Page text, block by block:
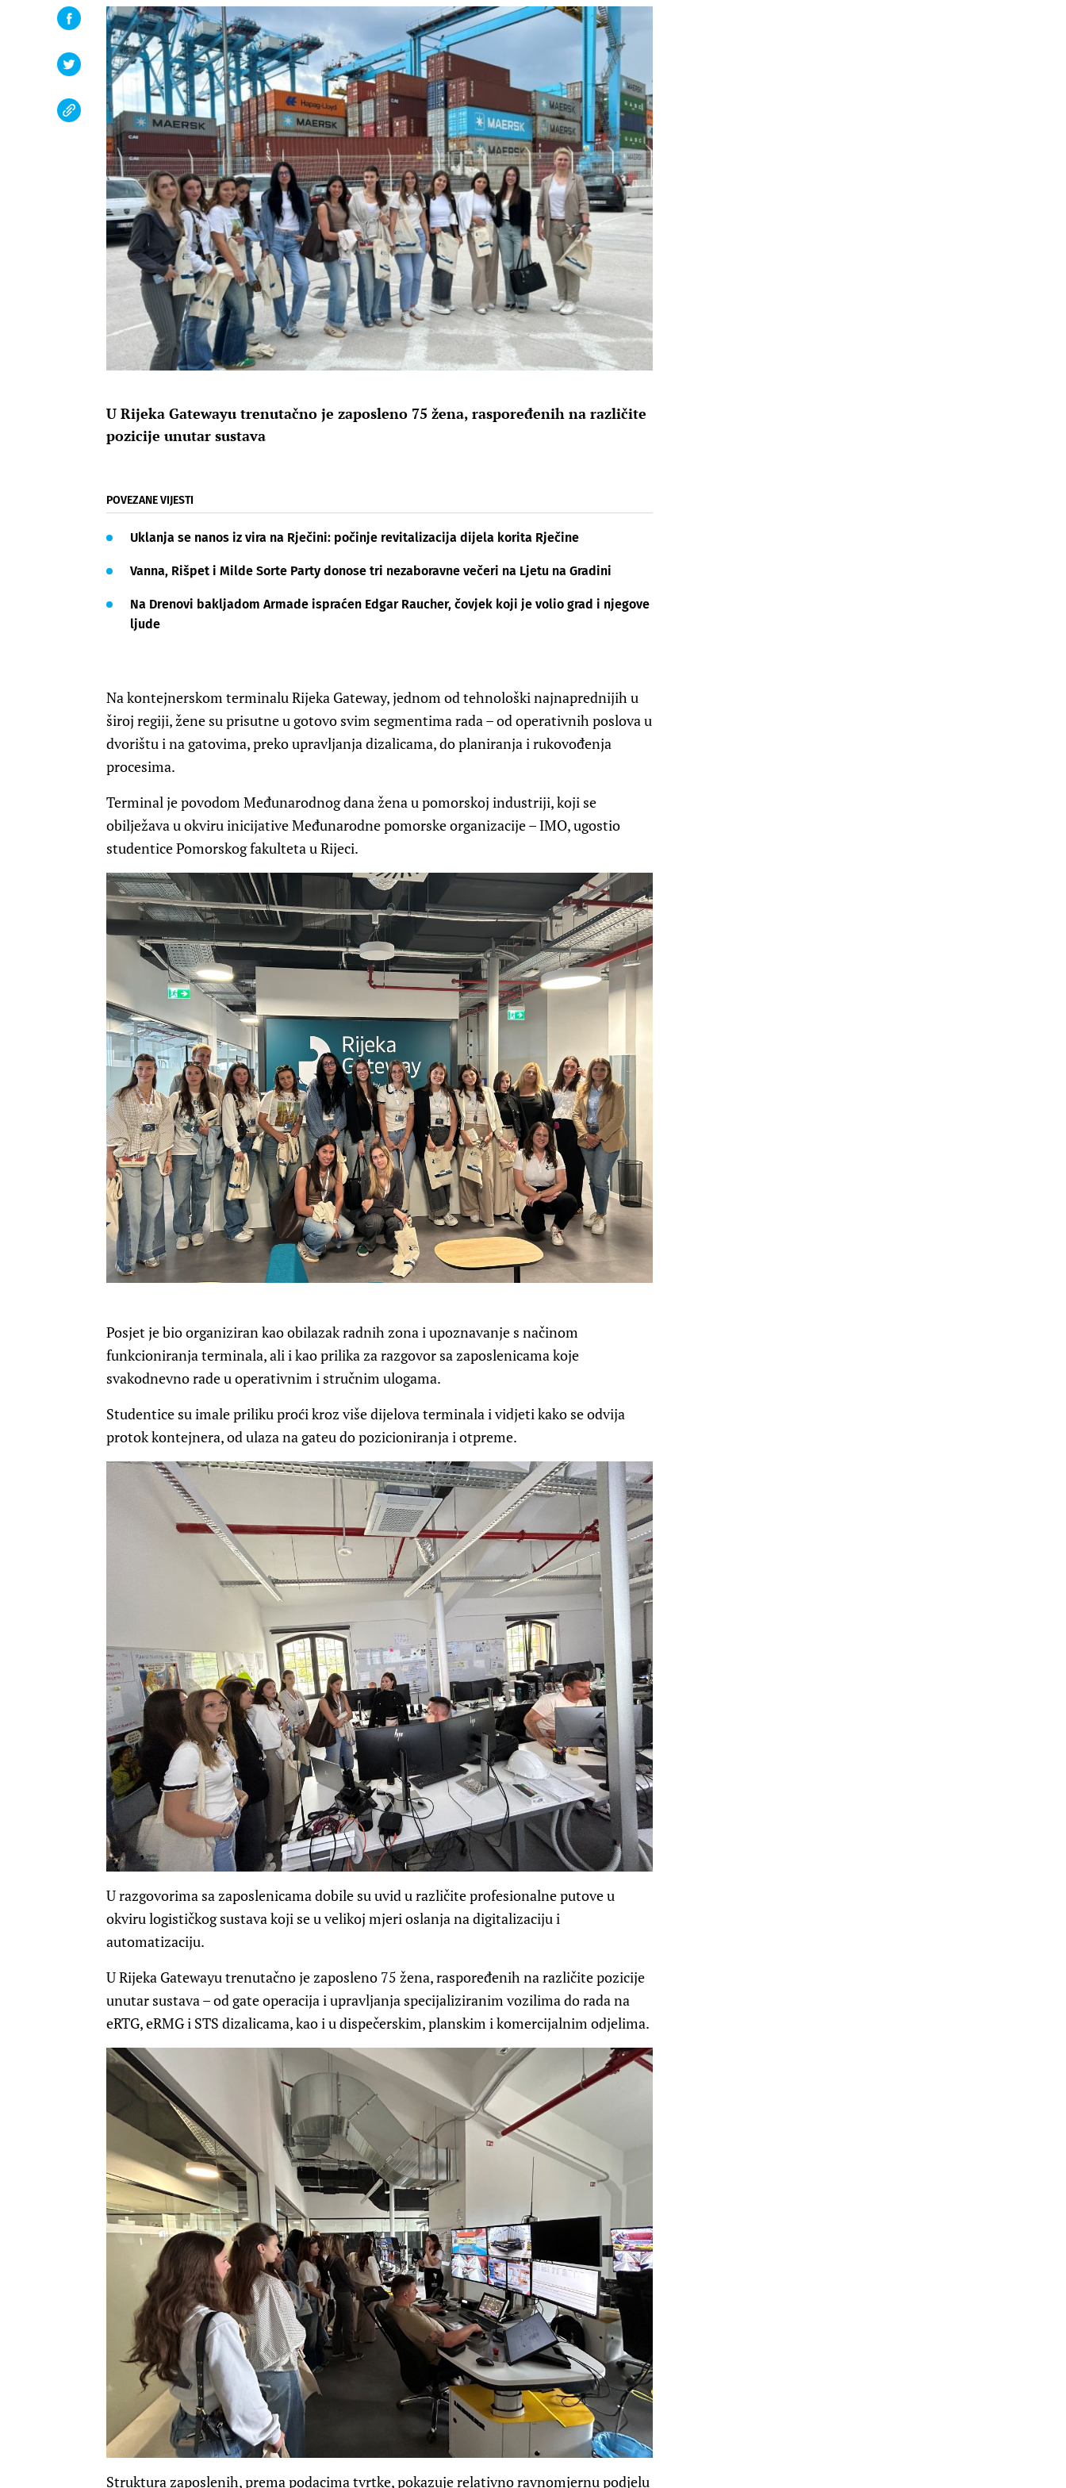
U Rijeka Gatewayu trenutačno je zaposleno 75 žena, raspoređenih na različite
pozicije unutar sustava
POVEZANE VIJESTI
Uklanja se nanos iz vira na Rječini: počinje revitalizacija dijela korita Rječine
Vanna, Rišpet i Milde Sorte Party donose tri nezaboravne večeri na Ljetu na Gradini
Na Drenovi bakljadom Armade ispraćen Edgar Raucher, čovjek koji je volio grad i njegove
ljude
Na kontejnerskom terminalu Rijeka Gateway, jednom od tehnološki najnaprednijih u
široj regiji, žene su prisutne u gotovo svim segmentima rada – od operativnih poslova u
dvorištu i na gatovima, preko upravljanja dizalicama, do planiranja i rukovođenja
procesima.
Terminal je povodom Međunarodnog dana žena u pomorskoj industriji, koji se
obilježava u okviru inicijative Međunarodne pomorske organizacije – IMO, ugostio
studentice Pomorskog fakulteta u Rijeci.
Posjet je bio organiziran kao obilazak radnih zona i upoznavanje s načinom
funkcioniranja terminala, ali i kao prilika za razgovor sa zaposlenicama koje
svakodnevno rade u operativnim i stručnim ulogama.
Studentice su imale priliku proći kroz više dijelova terminala i vidjeti kako se odvija
protok kontejnera, od ulaza na gateu do pozicioniranja i otpreme.
U razgovorima sa zaposlenicama dobile su uvid u različite profesionalne putove u
okviru logističkog sustava koji se u velikoj mjeri oslanja na digitalizaciju i
automatizaciju.
U Rijeka Gatewayu trenutačno je zaposleno 75 žena, raspoređenih na različite pozicije
unutar sustava – od gate operacija i upravljanja specijaliziranim vozilima do rada na
eRTG, eRMG i STS dizalicama, kao i u dispečerskim, planskim i komercijalnim odjelima.
Struktura zaposlenih, prema podacima tvrtke, pokazuje relativno ravnomjernu podjelu